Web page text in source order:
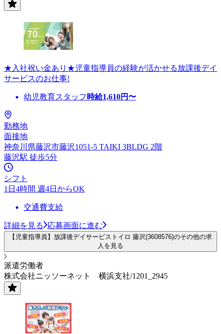
★入社祝い金あり★児童指導員の経験が活かせる放課後デイ
サービスのお仕事!
幼児教育スタッフ 時給1,610円〜
勤務地
面接地
神奈川県藤沢市藤沢1051-5 TAIKI 3BLDG 2階
藤沢駅 徒歩5分
シフト
1日4時間 週4日からOK
交通費支給
詳細を見る 応募画面に進む
【児童指導員】放課後デイサービストイロ 藤沢(3608576)のその他の求
人を見る
派遣労働者
株式会社ニッソーネット 横浜支社/1201_2945